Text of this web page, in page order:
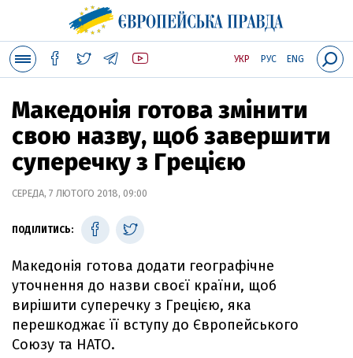
УКР РУС ENG
Македонія готова змінити
свою назву, щоб завершити
суперечку з Грецією
СЕРЕДА, 7 ЛЮТОГО 2018, 09:00
ПОДІЛИТИСЬ:
Македонія готова додати географічне
уточнення до назви своєї країни, щоб
вирішити суперечку з Грецією, яка
перешкоджає її вступу до Європейського
Союзу та НАТО.